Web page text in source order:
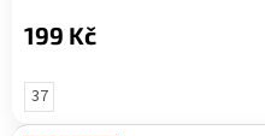
199 Kč
37